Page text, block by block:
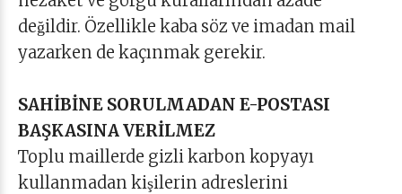
değildir. Özellikle kaba söz ve imadan mail
yazarken de kaçınmak gerekir.
SAHİBİNE SORULMADAN E-POSTASI
BAŞKASINA VERİLMEZ
Toplu maillerde gizli karbon kopyayı
kullanmadan kişilerin adreslerini